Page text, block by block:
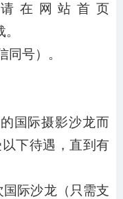
请在网站首页
同号）。
国际摄影沙龙而
下待遇，直到有
际沙龙（只需支